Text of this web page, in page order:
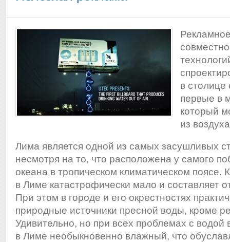
в
первые в
который
из
Лима является одной из самых засушливых
несмотря на то, что расположена у самого
океана в тропическом климатическом поясе.
в Лиме катастрофически мало и составляет
При этом в городе и его окрестностях
природные источники пресной воды, кроме
Удивительно, но при всех проблемах с водой
в Лиме необыкновенно влажный, что